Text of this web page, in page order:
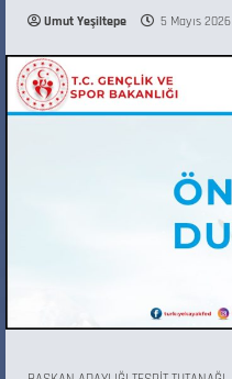
Umut Yeşiltepe 5 Mayıs 2026